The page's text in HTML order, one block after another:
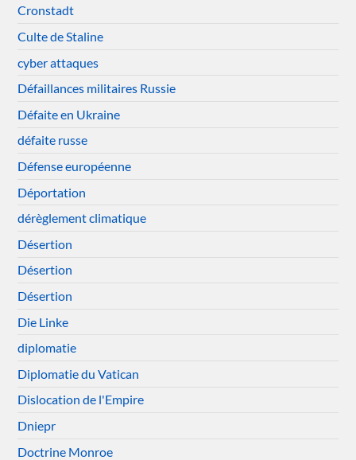
Cronstadt
Culte de Staline
cyber attaques
Défaillances militaires Russie
Défaite en Ukraine
défaite russe
Défense européenne
Déportation
dérèglement climatique
Désertion
Désertion
Désertion
Die Linke
diplomatie
Diplomatie du Vatican
Dislocation de l'Empire
Dniepr
Doctrine Monroe